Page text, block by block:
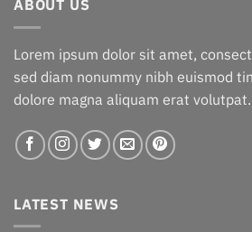
ABOUT US
Lorem ipsum dolor sit amet,
sed diam nonummy nibh euismod
dolore magna aliquam erat volutpat.
LATEST NEWS